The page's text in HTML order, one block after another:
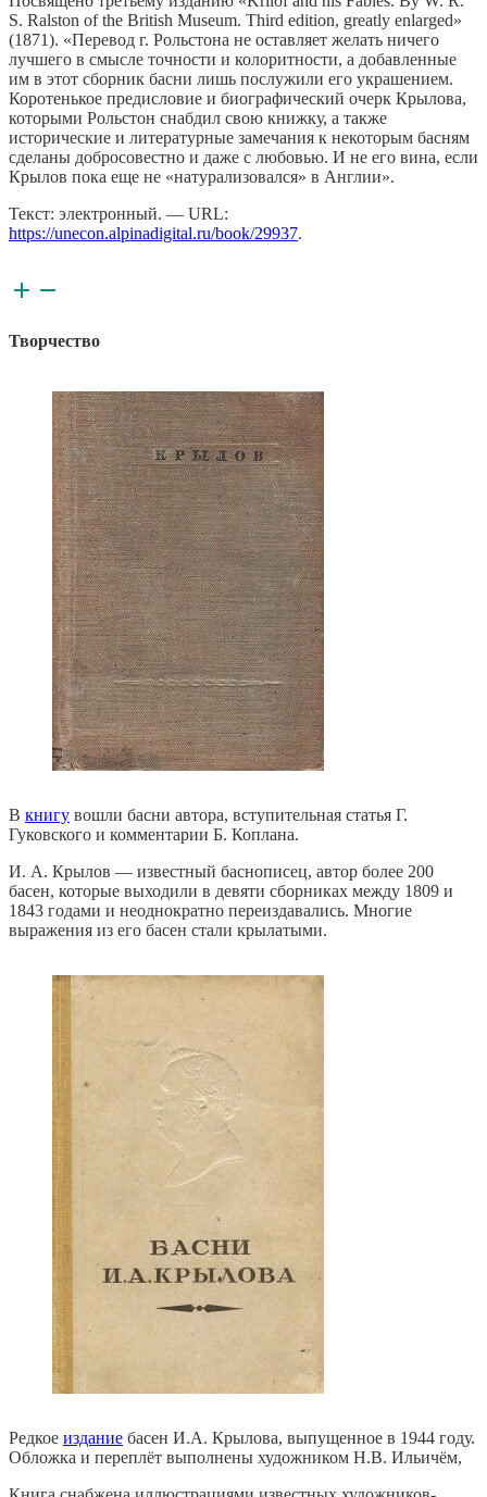
S. Ralston of the British Museum. Third edition, greatly enlarged»
(1871). «Перевод г. Рольстона не оставляет желать ничего
лучшего в смысле точности и колоритности, а добавленные
им в этот сборник басни лишь послужили его украшением.
Коротенькое предисловие и биографический очерк Крылова,
которыми Рольстон снабдил свою книжку, а также
исторические и литературные замечания к некоторым басням
сделаны добросовестно и даже с любовью. И не его вина, если
Крылов пока еще не «натурализовался» в Англии».
Текст: электронный. — URL:
https://unecon.alpinadigital.ru/book/29937.
Творчество
В книгу вошли басни автора, вступительная статья Г.
Гуковского и комментарии Б. Коплана.
И. А. Крылов — известный баснописец, автор более 200
басен, которые выходили в девяти сборниках между 1809 и
1843 годами и неоднократно переиздавались. Многие
выражения из его басен стали крылатыми.
Редкое издание басен И.А. Крылова, выпущенное в 1944 году.
Обложка и переплёт выполнены художником Н.В. Ильичём,